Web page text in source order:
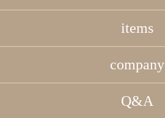
items
company
Q&A